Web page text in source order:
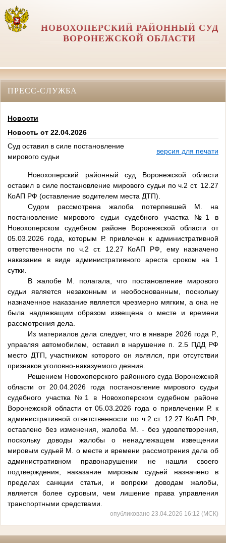
НОВОХОПЕРСКИЙ РАЙОННЫЙ СУД
ВОРОНЕЖСКОЙ ОБЛАСТИ
ПРЕСС-СЛУЖБА
Новости
Новость от 22.04.2026
Суд оставил в силе постановление
мирового судьи
версия для печати
Новохоперский районный суд Воронежской области
оставил в силе постановление мирового судьи по ч.2 ст. 12.27
КоАП РФ (оставление водителем места ДТП).
Судом рассмотрена жалоба потерпевшей М. на
постановление мирового судьи судебного участка №1 в
Новохоперском судебном районе Воронежской области от
05.03.2026 года, которым Р. привлечен к административной
ответственности по ч.2 ст. 12.27 КоАП РФ, ему назначено
наказание в виде административного ареста сроком на 1
сутки.
В жалобе М. полагала, что постановление мирового
судьи является незаконным и необоснованным, поскольку
назначенное наказание является чрезмерно мягким, а она не
была надлежащим образом извещена о месте и времени
рассмотрения дела.
Из материалов дела следует, что в январе 2026 года Р.,
управляя автомобилем, оставил в нарушение п. 2.5 ПДД РФ
место ДТП, участником которого он являлся, при отсутствии
признаков уголовно-наказуемого деяния.
Решением Новохоперского районного суда Воронежской
области от 20.04.2026 года постановление мирового судьи
судебного участка №1 в Новохоперском судебном районе
Воронежской области от 05.03.2026 года о привлечении Р. к
административной ответственности по ч.2 ст. 12.27 КоАП РФ,
оставлено без изменения, жалоба М. - без удовлетворения,
поскольку доводы жалобы о ненадлежащем извещении
мировым судьей М. о месте и времени рассмотрения дела об
административном правонарушении не нашли своего
подтверждения, наказание мировым судьей назначено в
пределах санкции статьи, и вопреки доводам жалобы,
является более суровым, чем лишение права управления
транспортными средствами.
опубликовано 23.04.2026 16:12 (МСК)